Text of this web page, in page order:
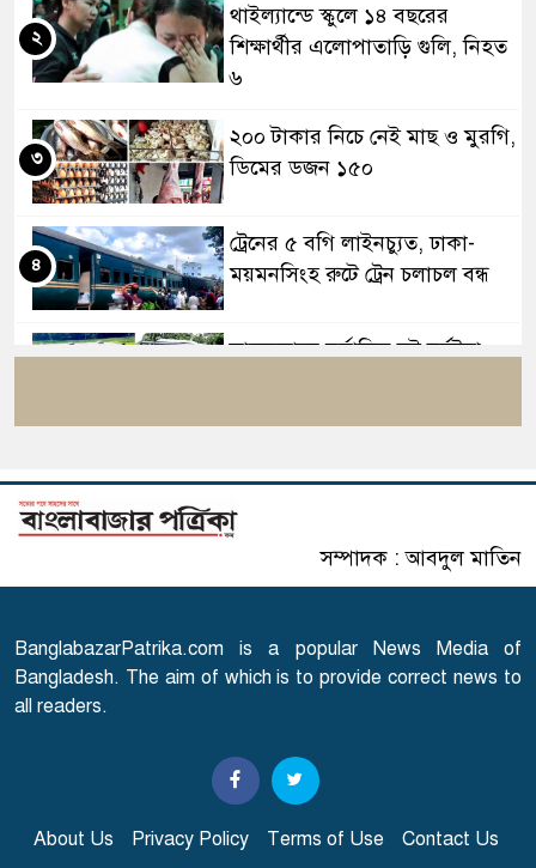
থাইল্যান্ডে স্কুলে ১৪ বছরের
শিক্ষার্থীর এলোপাতাড়ি গুলি, নিহত
৬
২
২০০ টাকার নিচে নেই মাছ ও মুরগি,
ডিমের ডজন ১৫০
৩
ট্রেনের ৫ বগি লাইনচ্যুত, ঢাকা-
ময়মনসিংহ রুটে ট্রেন চলাচল বন্ধ
৪
সাতসকালে মর্মান্তিক দুই দুর্ঘটনা,
জেসিন
৬
রাষ্ট্রপতি নির্বাচনের ভোটার তালিকা
প্রকাশ
৭
এবার আসামি হচ্ছেন মাকসুদ
৮
তনু হত্যা মামলায় সাবেক
সেনাসদস্য হাফিজুরকে
আত্মসমর্পণের নির্দেশ
সম্পাদক : আবদুল মাতিন
BanglabazarPatrika.com is a popular News Media of
Bangladesh. The aim of which is to provide correct news to
all readers.
About Us Privacy Policy Terms of Use
Contact Us